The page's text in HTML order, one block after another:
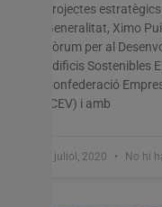
projectes
Generalitat, Ximo
Fòrum per al
Edificis Sostenibles
Confederació
(CEV) i amb
1 juliol, 2020 No hi